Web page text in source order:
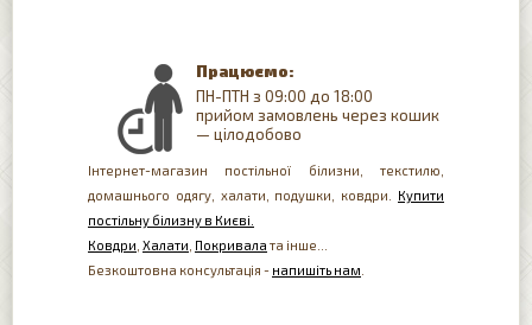
Працюємо:
ПН-ПТН з 09:00 до 18:00
прийом замовлень через кошик
— цілодобово
Інтернет-магазин постільної білизни, текстилю,
домашнього одягу, халати, подушки, ковдри. Купити
постільну білизну в Києві.
Ковдри Халати Покривала та інше...
Безкоштовна консультація - напишіть нам